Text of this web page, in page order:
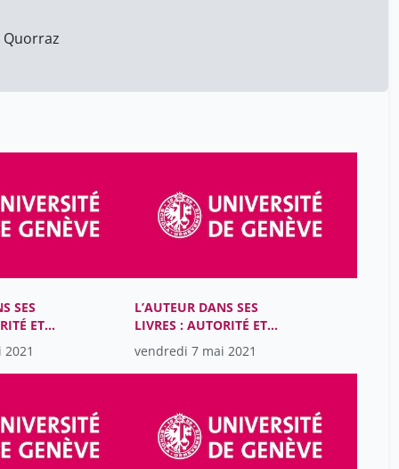
Bavelier Daphné 45
Bayart Jean-François 1
Besse Marie
Blood David
Bodmer Lab - 25
Bonah Christian 25
Quorraz
SES
ET
LES
(XIIIe-
L’AUTEUR DANS SES
LIVRES : AUTORITÉ ET
MATÉRIALITÉ DANS LES
LITTÉRATURES ROMANES
DU MOYEN ÂGE (XIIIe-
vendredi 7 mai 2021